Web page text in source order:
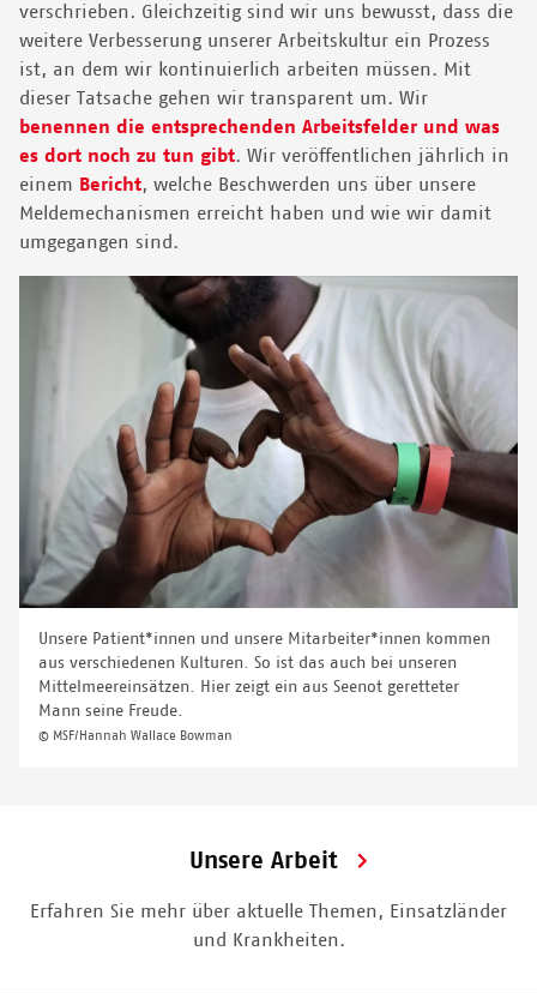
verschrieben. Gleichzeitig sind wir uns bewusst, dass die
weitere Verbesserung unserer Arbeitskultur ein Prozess
ist, an dem wir kontinuierlich arbeiten müssen. Mit
dieser Tatsache gehen wir transparent um. Wir
benennen die entsprechenden Arbeitsfelder und was
es dort noch zu tun gibt. Wir veröffentlichen jährlich in
einem Bericht, welche Beschwerden uns über unsere
Meldemechanismen erreicht haben und wie wir damit
umgegangen sind.
Unsere Patient*innen und unsere Mitarbeiter*innen kommen
aus verschiedenen Kulturen. So ist das auch bei unseren
Mittelmeereinsätzen. Hier zeigt ein aus Seenot geretteter
Mann seine Freude.
© MSF/Hannah Wallace Bowman
Unsere Arbeit
Erfahren Sie mehr über aktuelle Themen, Einsatzländer
und Krankheiten.